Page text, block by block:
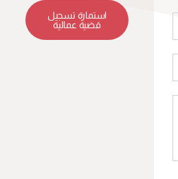
استمارة تسجيل
قضية عمالية